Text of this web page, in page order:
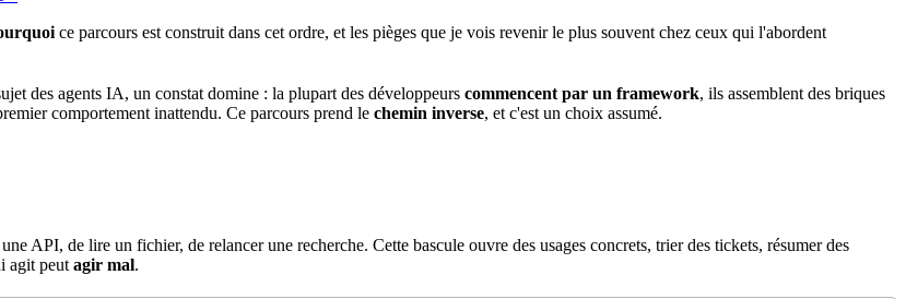
ce parcours est construit dans cet ordre, et les pièges que je vois revenir le plus souvent chez ceux qui l'abordent
des agents IA, un constat domine : la plupart des développeurs commencent par un framework, ils assemblent des briques
comportement inattendu. Ce parcours prend le chemin inverse, et c'est un choix assumé.
API, de lire un fichier, de relancer une recherche. Cette bascule ouvre des usages concrets, trier des tickets, résumer des
agit peut agir mal.